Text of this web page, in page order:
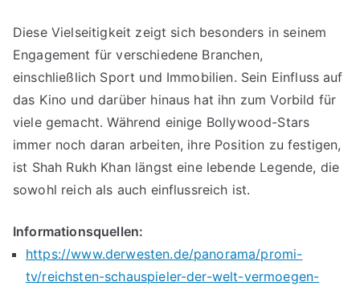
Diese Vielseitigkeit zeigt sich besonders in seinem
Engagement für verschiedene Branchen,
einschließlich Sport und Immobilien. Sein Einfluss auf
das Kino und darüber hinaus hat ihn zum Vorbild für
viele gemacht. Während einige Bollywood-Stars
immer noch daran arbeiten, ihre Position zu festigen,
ist Shah Rukh Khan längst eine lebende Legende, die
sowohl reich als auch einflussreich ist.
Informationsquellen:
https://www.derwesten.de/panorama/promi-
tv/reichsten-schauspieler-der-welt-vermoegen-